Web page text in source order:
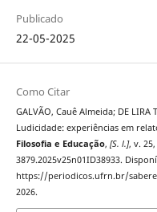
Publicado
22-05-2025
Como Citar
GALVÃO, Cauê Almeida; DE LIRA
Ludicidade: experiências em
Filosofia e Educação, [S. l.], v.
3879.2025v25n01ID38933.
https://periodicos.ufrn.br/
2026.